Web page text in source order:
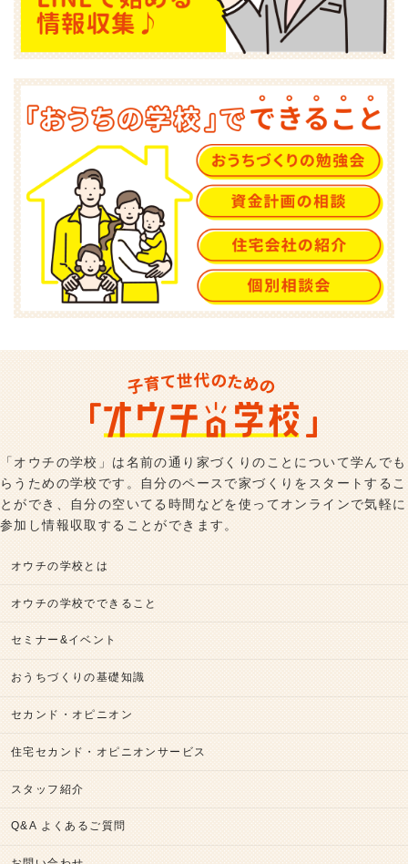
「オウチの学校」は名前の通り家づくりのことについて学んでも
らうための学校です。自分のペースで家づくりをスタートするこ
とができ、自分の空いてる時間などを使ってオンラインで気軽に
参加し情報収取することができます。
オウチの学校とは
オウチの学校でできること
セミナー&イベント
おうちづくりの基礎知識
セカンド・オピニオン
住宅セカンド・オピニオンサービス
スタッフ紹介
Q&A よくあるご質問